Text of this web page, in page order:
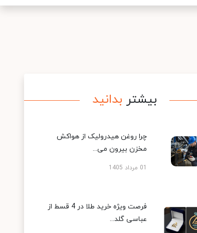
بیشتر بدانید
چرا روغن هیدرولیک از هواکش
مخزن بیرون می...
01 مرداد 1405
فرصت ویژه خرید طلا در 4 قسط از
عباسی گلد...